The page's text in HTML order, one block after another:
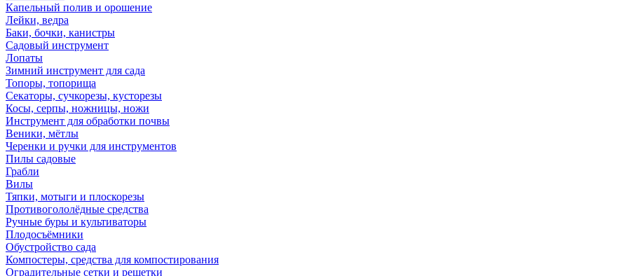
Капельный полив и орошение
Лейки, ведра
Баки, бочки, канистры
Садовый инструмент
Лопаты
Зимний инструмент для сада
Топоры, топорища
Секаторы, сучкорезы, кусторезы
Косы, серпы, ножницы, ножи
Инструмент для обработки почвы
Веники, мётлы
Черенки и ручки для инструментов
Пилы садовые
Грабли
Вилы
Тяпки, мотыги и плоскорезы
Противогололёдные средства
Ручные буры и культиваторы
Плодосъёмники
Обустройство сада
Компостеры, средства для компостирования
Оградительные сетки и решетки